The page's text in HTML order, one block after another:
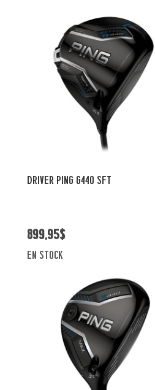
Vue rapide
DRIVER PING G440 SFT
899,95$
en stock